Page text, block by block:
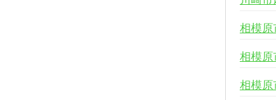
相模
相模
相模